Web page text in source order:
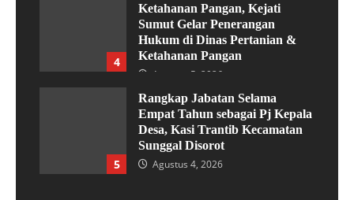
4
Ketahanan Pangan, Kejati
Sumut Gelar Penerangan
Hukum di Dinas Pertanian &
Ketahanan Pangan
Agustus 5, 2026
5
Rangkap Jabatan Selama
Empat Tahun sebagai Pj Kepala
Desa, Kasi Trantib Kecamatan
Sunggal Disorot
Agustus 4, 2026